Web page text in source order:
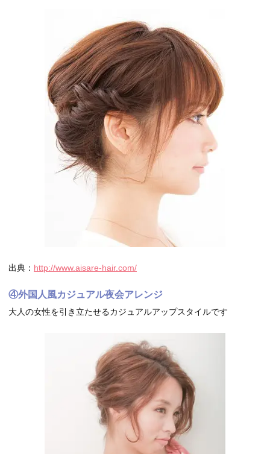
出典： http://www.aisare-hair.com/
④外国人風カジュアル夜会アレンジ
大人の女性を引き立たせるカジュアルアップスタイルです